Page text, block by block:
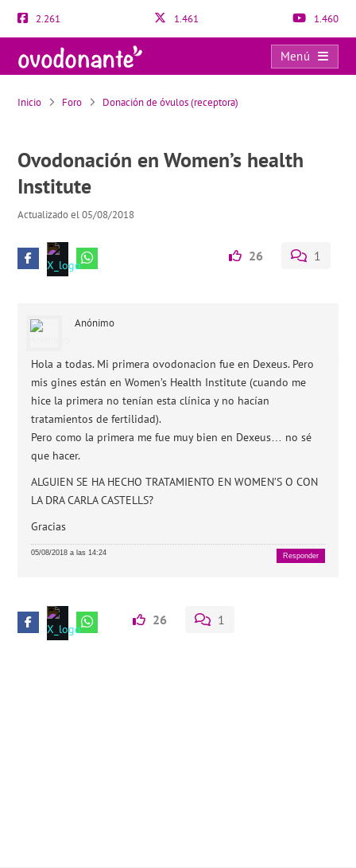
2.261 1.461 1.460
Menú
Ovodonación en Women’s health Institute
Inicio Foro Donación de óvulos (receptora)
Ovodonación en Women’s health
Institute
Actualizado el 05/08/2018
26 1
Anónimo
Hola a todas. Mi primera ovodonacion fue en Dexeus. Pero
mis gines están en Women’s Health Institute (cuando me
hice la primera no tenían esta clínica y no hacían
tratamientos de fertilidad).
Pero como la primera me fue muy bien en Dexeus… no sé
que hacer.
ALGUIEN SE HA HECHO TRATAMIENTO EN WOMEN’S O CON
LA DRA CARLA CASTELLS?
Gracias
05/08/2018 a las 14:24 Responder
26 1